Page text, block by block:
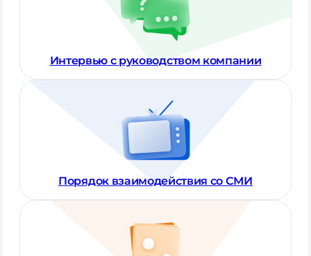
Интервью с руководством компании
Порядок взаимодействия со СМИ